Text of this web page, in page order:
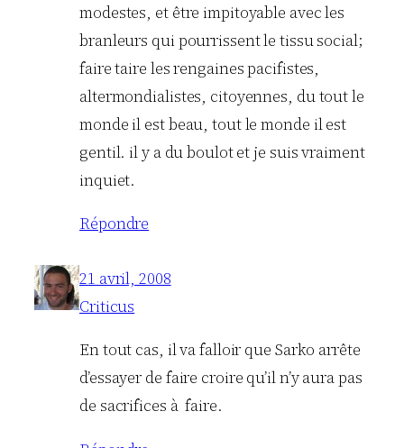
modestes, et être impitoyable avec les
branleurs qui pourrissent le tissu social;
faire taire les rengaines pacifistes,
altermondialistes, citoyennes, du tout le
monde il est beau, tout le monde il est
gentil. il y a du boulot et je suis vraiment
inquiet.
Répondre
21 avril, 2008
Criticus
En tout cas, il va falloir que Sarko arrête
d’essayer de faire croire qu’il n’y aura pas
de sacrifices à faire.